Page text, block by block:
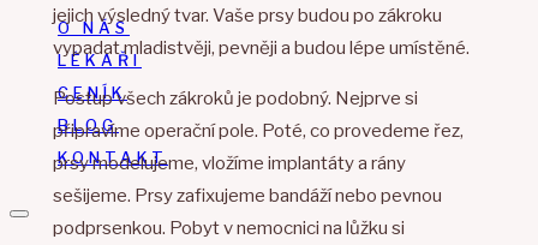
O NÁS
LÉKAŘI
CENÍK
BLOG
KONTAKT
jejich výsledný tvar. Vaše prsy budou po zákroku
vypadat mladistvěji, pevněji a budou lépe umístěné.
Postup všech zákroků je podobný. Nejprve si
připravíme operační pole. Poté, co provedeme řez,
prsy modelujeme, vložíme implantáty a rány
sešijeme. Prsy zafixujeme bandáží nebo pevnou
podprsenkou. Pobyt v nemocnici na lůžku si